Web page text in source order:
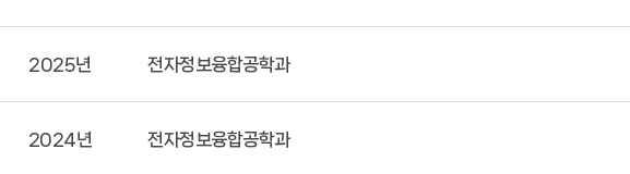
2025년 전자정보융합공학과
2024년 전자정보융합공학과